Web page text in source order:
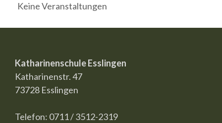
Keine Veranstaltungen
Katharinenschule Esslingen
Katharinenstr. 47
73728 Esslingen
Telefon: 0711 / 3512-2319